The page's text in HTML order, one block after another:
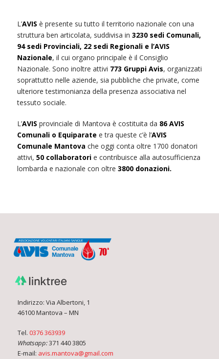
L’AVIS è presente su tutto il territorio nazionale con una
struttura ben articolata, suddivisa in 3230 sedi Comunali,
94 sedi Provinciali, 22 sedi Regionali e l’AVIS
Nazionale, il cui organo principale è il Consiglio
Nazionale. Sono inoltre attivi 773 Gruppi Avis, organizzati
soprattutto nelle aziende, sia pubbliche che private, come
ulteriore testimonianza della presenza associativa nel
tessuto sociale.
L’AVIS provinciale di Mantova è costituita da 86 AVIS
Comunali o Equiparate e tra queste c’è l’AVIS
Comunale Mantova che oggi conta oltre 1700 donatori
attivi, 50 collaboratori e contribuisce alla autosufficienza
lombarda e nazionale con oltre 3800 donazioni.
Indirizzo: Via Albertoni, 1
46100 Mantova – MN
Tel. 0376 363939
Whatsapp:371 440 3805
E-mail: avis.mantova@gmail.com